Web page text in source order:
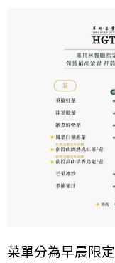
菜單分為早晨限定